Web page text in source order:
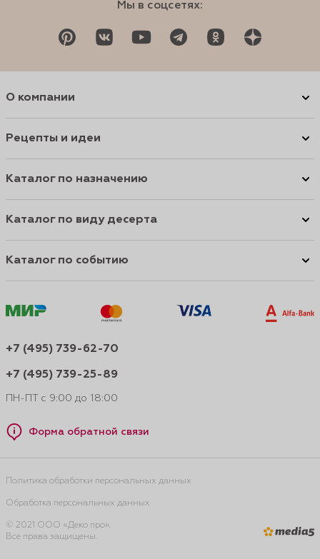
Мы в соцсетях:
О компании
Рецепты и идеи
Каталог по назначению
Каталог по виду десерта
Каталог по событию
+7 (495) 739-62-70
+7 (495) 739-25-89
ПН-ПТ с 9:00 до 18:00
Форма обратной связи
Политика обработки персональных данных
Обработка персональных данных
© 2021 ООО «Деко про».
Все права защищены.